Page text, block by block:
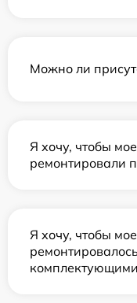
Можно ли
Я хочу, чтобы
ремонтировали
Я хочу, чтобы